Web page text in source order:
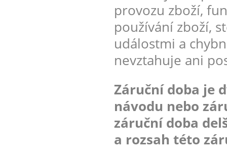
provozu zboží,
používání zboží,
událostmi a
nevztahuje ani
Záruční doba je
návodu nebo
záruční doba
a rozsah této